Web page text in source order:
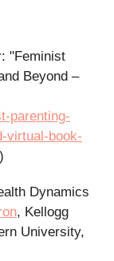
"Feminist
Beyond –
parenting-
virtual-book-
Dynamics
, Kellogg
University,